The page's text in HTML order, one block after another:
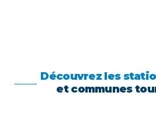
Découvrez les
et communes